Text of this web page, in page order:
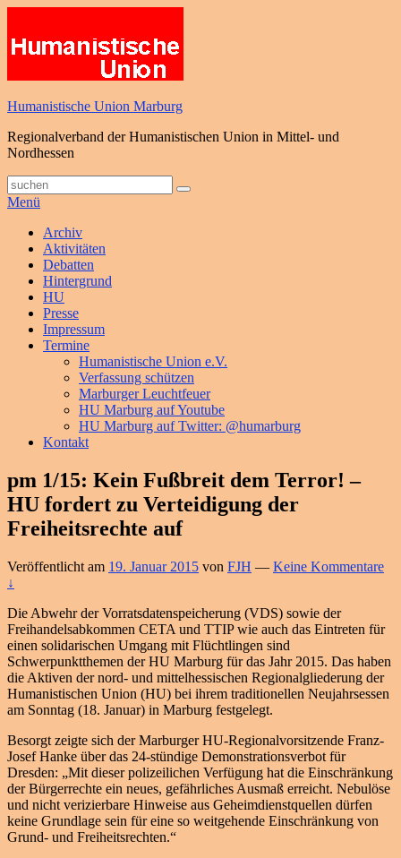
springen
Humanistische Union Marburg
Regionalverband der Humanistischen Union in Mittel- und
Nordhessen
Suche
nach:
Suchen
Menü
Primäres
Menü
Archiv
Aktivitäten
Debatten
Hintergrund
HU
Presse
Impressum
Termine
Humanistische Union e.V.
Verfassung schützen
Marburger Leuchtfeuer
HU Marburg auf Youtube
HU Marburg auf Twitter: @humarburg
Kontakt
pm 1/15: Kein Fußbreit dem Terror! –
HU fordert zu Verteidigung der
Freiheitsrechte auf
Veröffentlicht am 19. Januar 2015 von FJH — Keine Kommentare
↓
Die Abwehr der Vorratsdatenspeicherung (VDS) sowie der
Freihandelsabkommen CETA und TTIP wie auch das Eintreten für
einen solidarischen Umgang mit Flüchtlingen sind
Schwerpunktthemen der HU Marburg für das Jahr 2015. Das haben
die Aktiven der nord- und mittelhessischen Regionalgliederung der
Humanistischen Union (HU) bei ihrem traditionellen Neujahrsessen
am Sonntag (18. Januar) in Marburg festgelegt.
Besorgt zeigte sich der Marburger HU-Regionalvorsitzende Franz-
Josef Hanke über das 24-stündige Demonstrationsverbot für
Dresden: „Mit dieser polizeilichen Verfügung hat die Einschränkung
der Bürgerrechte ein neues, gefährliches Ausmaß erreicht. Nebulöse
und nicht verizierbare Hinweise aus Geheimdienstquellen dürfen
keine Grundlage sein für eine so weitgehende Einschränkung von
Grund- und Freiheitsrechten.“